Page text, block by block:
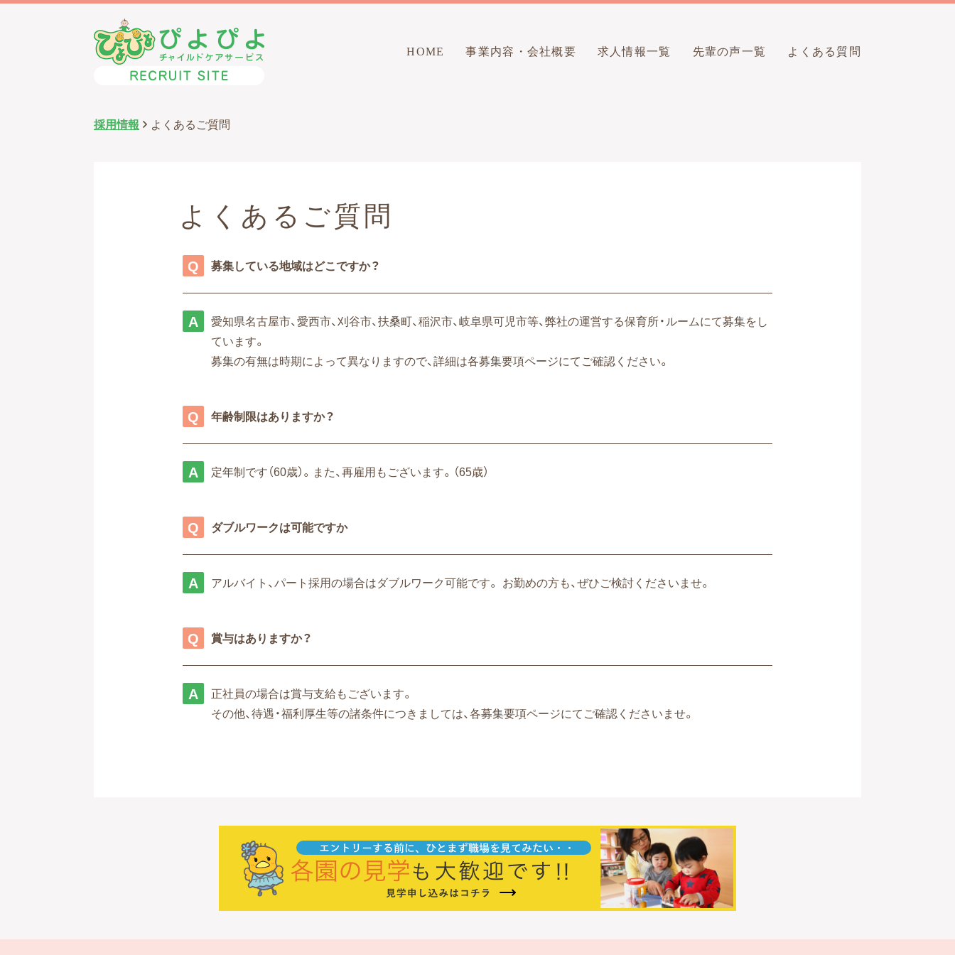
HOME 事業内容・会社概要 求人情報一覧 先輩の声一覧 よくある質問
採用情報 よくあるご質問
よくあるご質問
募集している地域はどこですか？
愛知県名古屋市、愛西市、刈谷市、扶桑町、稲沢市、岐阜県可児市等、弊社の運営する保育所・ルームにて募集をし
ています。
募集の有無は時期によって異なりますので、詳細は各募集要項ページにてご確認ください。
年齢制限はありますか？
定年制です（60歳）。また、再雇用もございます。（65歳）
ダブルワークは可能ですか
アルバイト、パート採用の場合はダブルワーク可能です。 お勤めの方も、ぜひご検討くださいませ。
賞与はありますか？
正社員の場合は賞与支給もございます。
その他、待遇・福利厚生等の諸条件につきましては、各募集要項ページにてご確認くださいませ。